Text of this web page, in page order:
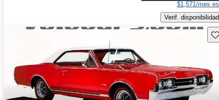
$1,571/mes
Verif. disponibilidad